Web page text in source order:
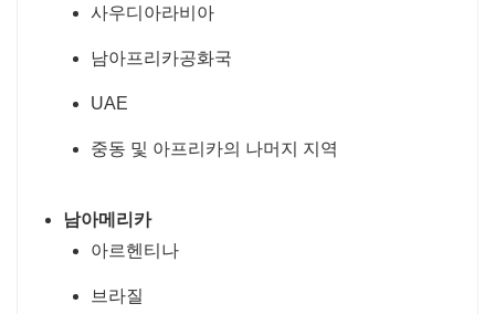
사우디아라비아
남아프리카공화국
UAE
중동 및 아프리카의 나머지 지역
남아메리카
아르헨티나
브라질